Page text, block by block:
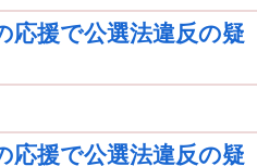
応援で公選法違反の疑
応援で公選法違反の疑